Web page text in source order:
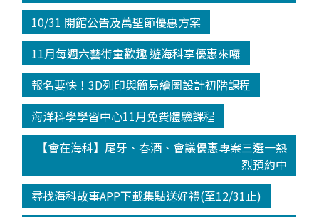
10/31 開館公告及萬聖節優惠方案
11月每週六藝術童歡趣 遊海科享優惠來囉
報名要快！3D列印與簡易繪圖設計初階課程
海洋科學學習中心11月免費體驗課程
【會在海科】尾牙、春酒、會議優惠專案三選一熱
烈預約中
尋找海科故事APP下載集點送好禮(至12/31止)